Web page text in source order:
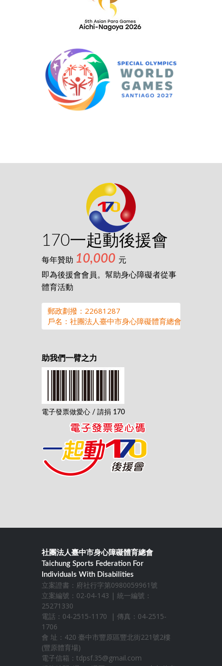
170一起動後援會
每年贊助 10,000 元
即為後援會會員。幫助身心障礙者從事
體育活動
郵政劃撥：22681287
戶名：社團法人臺中市身心障礙體育總會
助我們一臂之力
電子發票做愛心 / 請捐 170
社團法人臺中市身心障礙體育總會
Taichung Sports Federation For
Individuals With Disabilities
立案證書：府社行字第0980059961號
立案編號：02-04-143 | 統一編號：
25271330
電話：04-2515-1170 | 傳真：04-2515-
1706
會 址：420 臺中市豐原區豐北街221號2樓
(豐原體育場)
電子信箱： tdpsf.35@gmail.com